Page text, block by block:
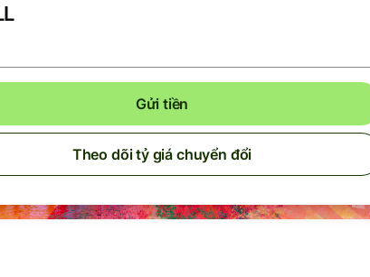
Gửi tiền
Theo dõi tỷ giá chuyển đổi